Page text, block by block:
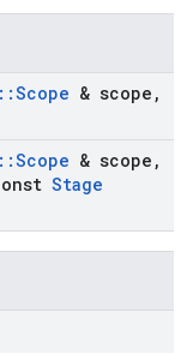
::Scope & scope ,
::Scope & scope ,
Stage